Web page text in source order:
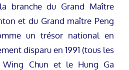
la branche du Grand Maître
et du Grand maître Peng
un trésor national en
disparu en 1991 (tous les
Chun et le Hung Ga